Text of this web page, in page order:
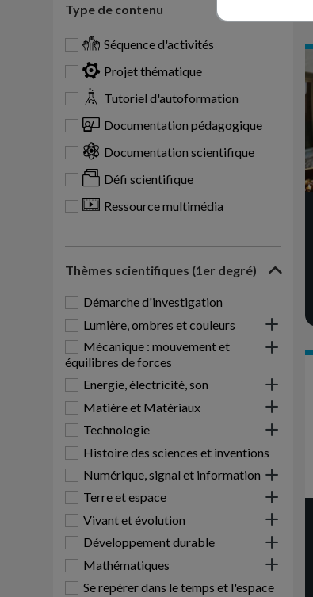
Type de contenu
Séquence d'activités
Projet thématique
Tutoriel d'autoformation
Documentation pédagogique
Documentation scientifique
Défi scientifique
Ressource multimédia
Thèmes scientifiques (1er degré)
Démarche d'investigation
Lumière, ombres et couleurs
Mécanique : mouvement et
équilibres de forces
Energie, électricité, son
Matière et Matériaux
Technologie
Histoire des sciences et inventions
Numérique, signal et information
Terre et espace
Vivant et évolution
Développement durable
Mathématiques
Se repérer dans le temps et l'espace